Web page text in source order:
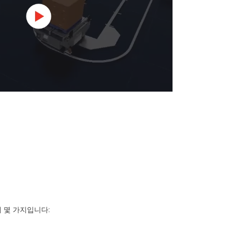
몇 가지입니다: